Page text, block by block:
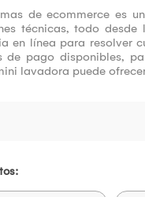
de ecommerce es
técnicas, todo
en línea para resolver
pago disponibles,
lavadora puede